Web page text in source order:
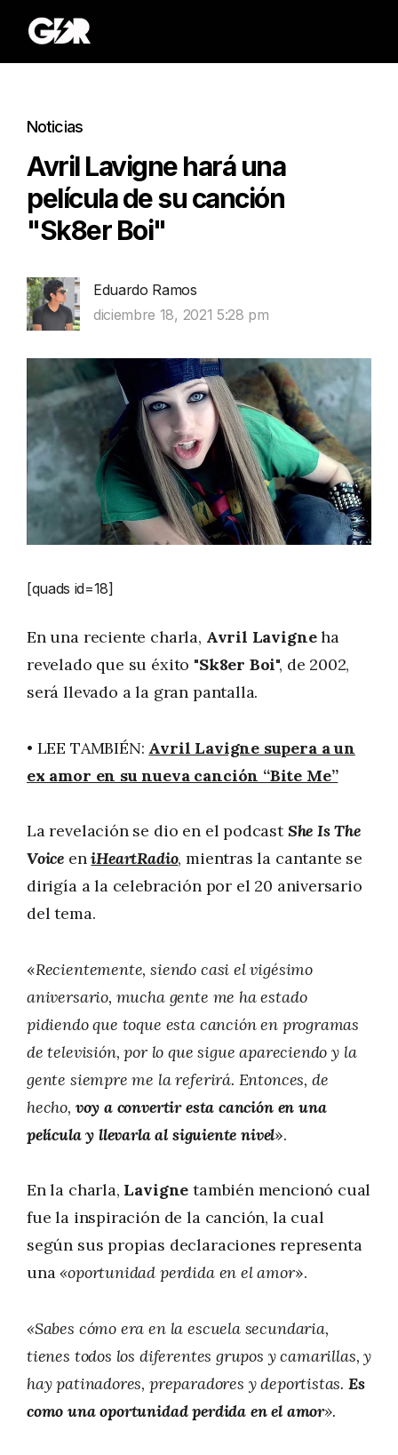
Noticias
Avril Lavigne hará una
película de su canción
"Sk8er Boi"
Eduardo Ramos
diciembre 18, 2021 5:28 pm
[quads id=18]
En una reciente charla, Avril Lavigneha
revelado que su éxito "Sk8er Boi", de 2002,
será llevado a la gran pantalla.
• LEE TAMBIÉN: Avril Lavigne supera a un
ex amor en su nueva canción “Bite Me”
La revelación se dio en el podcast She Is The
Voice eniHeartRadio, mientras la cantante se
dirigía a la celebración por el 20 aniversario
del tema.
«Recientemente, siendo casi el vigésimo
aniversario, mucha gente me ha estado
pidiendo que toque esta canción en programas
de televisión, por lo que sigue apareciendo y la
gente siempre me la referirá. Entonces, de
hecho, voy a convertir esta canción en una
película y llevarla al siguiente nivel».
En la charla, Lavigne también mencionó cual
fue la inspiración de la canción, la cual
según sus propias declaraciones representa
una«oportunidad perdida en el amor».
«Sabes cómo era en la escuela secundaria,
tienes todos los diferentes grupos y camarillas, y
hay patinadores, preparadores y deportistas. Es
como una oportunidad perdida en el amor».